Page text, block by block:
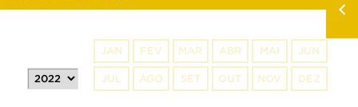
PORTARIAS
JAN FEV MAR ABR MAI JUN
JUL AGO SET OUT NOV DEZ